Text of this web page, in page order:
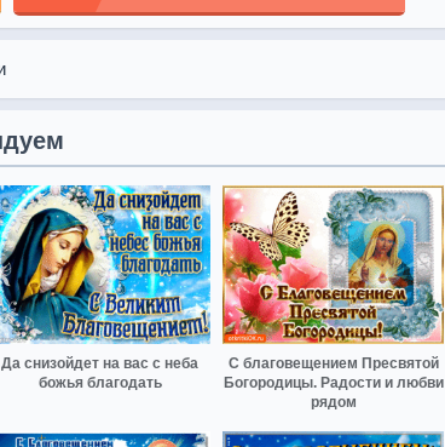
Да снизойдет на вас с неба
божья благодать
С благовещением Пресвятой
Богородицы. Радости и любви
рядом